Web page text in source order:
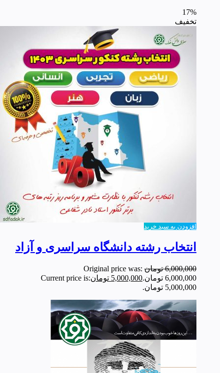
17%
تخفیف
افزودن به سبد خرید
انتخاب رشته دانشگاه سراسری و آزاد
6,000,000 تومان Original price was:
6,000,000 تومان.
5,000,000 تومانCurrent price is:
5,000,000 تومان.